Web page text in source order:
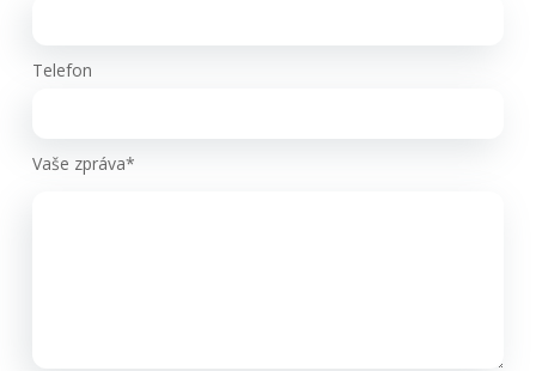
Telefon
Vaše zpráva*